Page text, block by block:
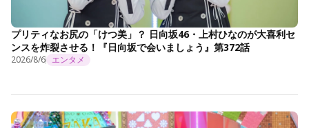
プリティなお尻の「けつ美」？ 日向坂46・上村ひなのが大喜利セ
ンスを炸裂させる！『日向坂で会いましょう』第372話
2026/8/6 エンタメ